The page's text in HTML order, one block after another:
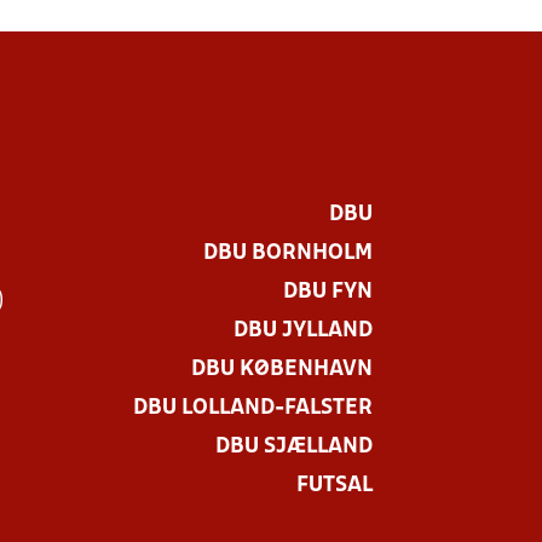
DBU
DBU BORNHOLM
DBU FYN
DBU JYLLAND
DBU KØBENHAVN
DBU LOLLAND-FALSTER
DBU SJÆLLAND
FUTSAL